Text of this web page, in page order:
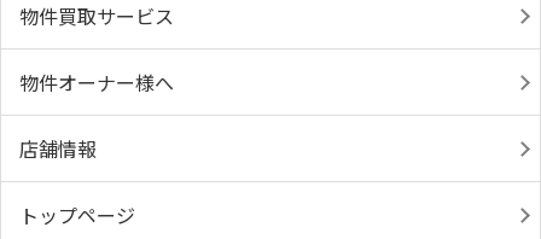
物件買取サービス
物件オーナー様へ
店舗情報
トップページ